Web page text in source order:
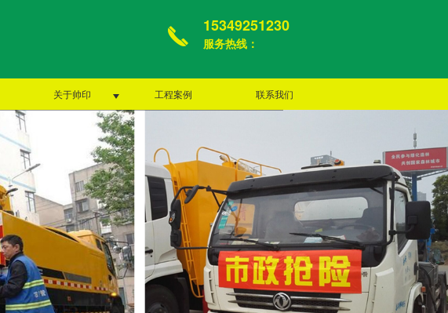
15349251230
服务热线：
关于帅印 工程案例 联系我们